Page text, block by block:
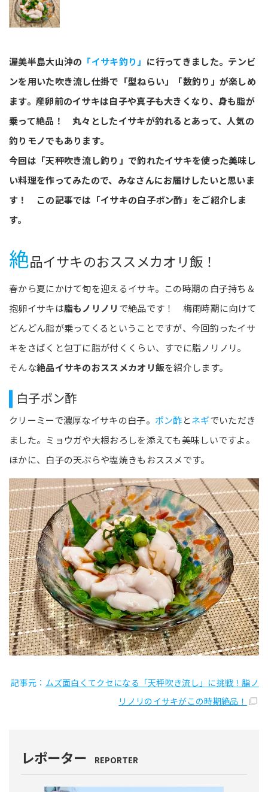
渥美半島大山沖の 「イサキ釣り」 に行ってきました。テンビ
ンを用いた吹き流し仕掛で「型ねらい」「数釣り」が楽しめ
ます。産卵前のイサキは白子や真子も大きくなり、身も脂が
乗って絶品！ 丸々としたイサキが釣れるとあって、人気の
釣りモノでもあります。
今回は「天秤吹き流し釣り」で釣れたイサキを使った美味し
い料理を作ってみたので、みなさんにお届けしたいと思いま
す！ この記事では「イサキの白子ポン酢」をご紹介しま
す。
絶品イサキのおススメカオリ飯！
春から夏にかけて旬を迎えるイサキ。この時期の白子持ち＆
抱卵イサキは脂もノリノリ で絶品です！ 梅雨時期に向けて
どんどん脂が乗ってくるということですが、今回釣ったイサ
キをさばくと包丁に脂が付くくらい、すでに脂ノリノリ。
そんな絶品イサキのおススメカオリ飯を紹介します。
白子ポン酢
クリーミーで濃厚なイサキの白子。 ポン酢とネギでいただき
ました。ミョウガや大根おろしを添えても美味しいですよ。
ほかに、白子の天ぷらや塩焼きもおススメです。
記事元： ムズ面白くてクセになる「天秤吹き流し」に挑戦！脂ノ
リノリのイサキがこの時期絶品！
レポーター REPORTER